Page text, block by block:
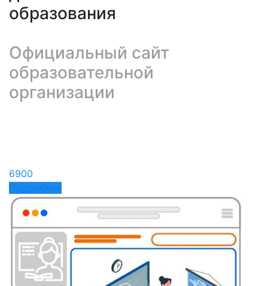
образования
Официальный сайт
образовательной
организации
6900
Подробнее